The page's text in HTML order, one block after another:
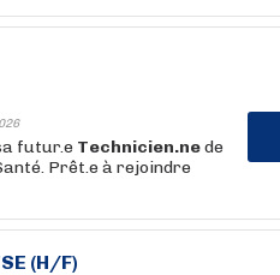
futur.e Technicien.nede
Prêt.e à rejoindre
(H/F)